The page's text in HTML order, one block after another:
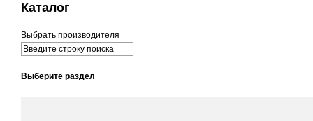
Каталог
Выбрать производителя
Выберите раздел